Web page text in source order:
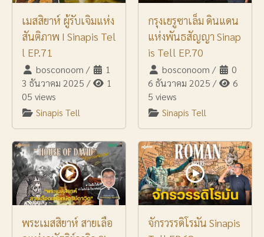
เมสสิยาห์ ผู้รับเจิมแห่ง
สันติภาพ I Sinapis Tel
l EP.71
bosconoom /
1
3 ธันวาคม 2025 /
1
05 views
Sinapis Tell
กรุงเยรูซาเล็ม ดินแดน
แห่งพันธสัญญา Sinap
is Tell EP.70
bosconoom /
0
6 ธันวาคม 2025 /
6
5 views
Sinapis Tell
พระเมสสิยาห์ สายเลือ
จักรวรรดิโรมัน Sinapis